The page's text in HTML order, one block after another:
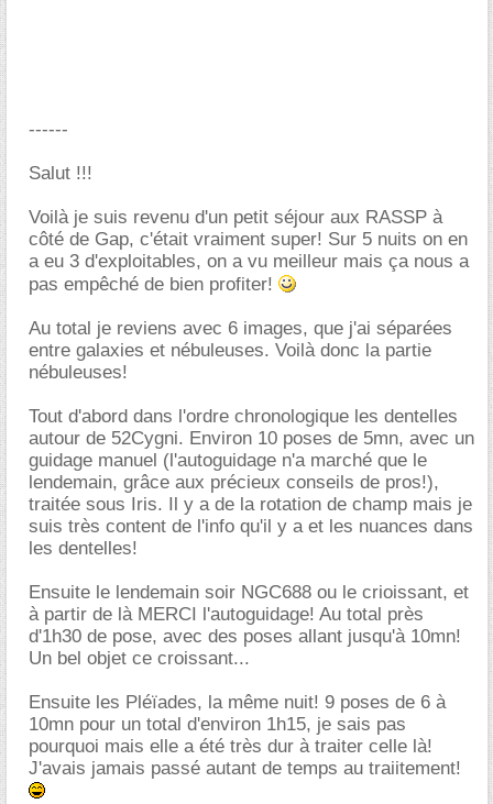
------
Salut !!!
Voilà je suis revenu d'un petit séjour aux RASSP à
côté de Gap, c'était vraiment super! Sur 5 nuits on en
a eu 3 d'exploitables, on a vu meilleur mais ça nous a
pas empêché de bien profiter!
Au total je reviens avec 6 images, que j'ai séparées
entre galaxies et nébuleuses. Voilà donc la partie
nébuleuses!
Tout d'abord dans l'ordre chronologique les dentelles
autour de 52Cygni. Environ 10 poses de 5mn, avec un
guidage manuel (l'autoguidage n'a marché que le
lendemain, grâce aux précieux conseils de pros!),
traitée sous Iris. Il y a de la rotation de champ mais je
suis très content de l'info qu'il y a et les nuances dans
les dentelles!
Ensuite le lendemain soir NGC688 ou le crioissant, et
à partir de là MERCI l'autoguidage! Au total près
d'1h30 de pose, avec des poses allant jusqu'à 10mn!
Un bel objet ce croissant...
Ensuite les Pléïades, la même nuit! 9 poses de 6 à
10mn pour un total d'environ 1h15, je sais pas
pourquoi mais elle a été très dur à traiter celle là!
J'avais jamais passé autant de temps au traiitement!